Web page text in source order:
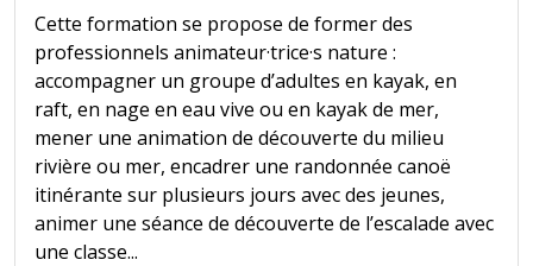
Cette formation se propose de former des
professionnels animateur·trice·s nature :
accompagner un groupe d’adultes en kayak, en
raft, en nage en eau vive ou en kayak de mer,
mener une animation de découverte du milieu
rivière ou mer, encadrer une randonnée canoë
itinérante sur plusieurs jours avec des jeunes,
animer une séance de découverte de l’escalade avec
une classe...